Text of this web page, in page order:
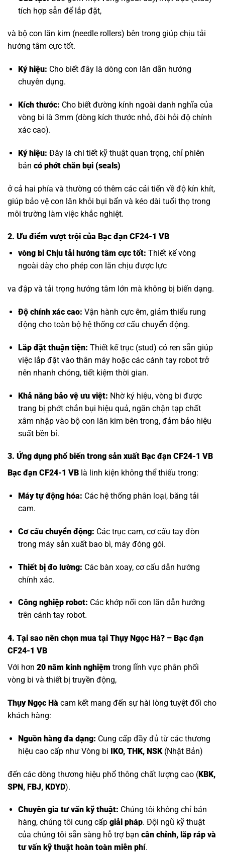
tích hợp sẵn để lắp đặt,
và bộ con lăn kim (needle rollers) bên trong giúp chịu tải
hướng tâm cực tốt.
Ký hiệu: Cho biết đây là dòng con lăn dẫn hướng
chuyên dụng.
Kích thước: Cho biết đường kính ngoài danh nghĩa của
vòng bi là 3mm (dòng kích thước nhỏ, đòi hỏi độ chính
xác cao).
Ký hiệu: Đây là chi tiết kỹ thuật quan trọng, chỉ phiên
bản có phớt chắn bụi (seals)
ở cả hai phía và thường có thêm các cải tiến về độ kín khít,
giúp bảo vệ con lăn khỏi bụi bẩn và kéo dài tuổi thọ trong
môi trường làm việc khắc nghiệt.
2. Ưu điểm vượt trội của Bạc đạn CF24-1 VB
vòng bi Chịu tải hướng tâm cực tốt: Thiết kế vòng
ngoài dày cho phép con lăn chịu được lực
va đập và tải trọng hướng tâm lớn mà không bị biến dạng.
Độ chính xác cao: Vận hành cực êm, giảm thiểu rung
động cho toàn bộ hệ thống cơ cấu chuyển động.
Lắp đặt thuận tiện: Thiết kế trục (stud) có ren sẵn giúp
việc lắp đặt vào thân máy hoặc các cánh tay robot trở
nên nhanh chóng, tiết kiệm thời gian.
Khả năng bảo vệ ưu việt: Nhờ ký hiệu, vòng bi được
trang bị phớt chắn bụi hiệu quả, ngăn chặn tạp chất
xâm nhập vào bộ con lăn kim bên trong, đảm bảo hiệu
suất bền bỉ.
3. Ứng dụng phổ biến trong sản xuất Bạc đạn CF24-1 VB
Bạc đạn CF24-1 VB là linh kiện không thể thiếu trong:
Máy tự động hóa: Các hệ thống phân loại, băng tải
cam.
Cơ cấu chuyển động: Các trục cam, cơ cấu tay đòn
trong máy sản xuất bao bì, máy đóng gói.
Thiết bị đo lường: Các bàn xoay, cơ cấu dẫn hướng
chính xác.
Công nghiệp robot: Các khớp nối con lăn dẫn hướng
trên cánh tay robot.
4. Tại sao nên chọn mua tại Thụy Ngọc Hà? – Bạc đạn
CF24-1 VB
Với hơn 20 năm kinh nghiệm trong lĩnh vực phân phối
vòng bi và thiết bị truyền động,
Thụy Ngọc Hà cam kết mang đến sự hài lòng tuyệt đối cho
khách hàng:
Nguồn hàng đa dạng: Cung cấp đầy đủ từ các thương
hiệu cao cấp nhưVòng bi IKO, THK, NSK(Nhật Bản)
đến các dòng thương hiệu phổ thông chất lượng cao (KBK,
SPN, FBJ, KDYD).
Chuyên gia tư vấn kỹ thuật: Chúng tôi không chỉ bán
hàng, chúng tôi cung cấp giải pháp. Đội ngũ kỹ thuật
của chúng tôi sẵn sàng hỗ trợ bạn cân chỉnh, lắp ráp và
tư vấn kỹ thuật hoàn toàn miễn phí.